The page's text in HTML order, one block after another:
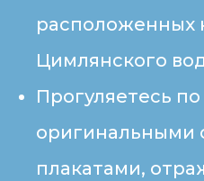
расположенных
Цимлянского
Прогуляетесь
оригинальными
плакатами,